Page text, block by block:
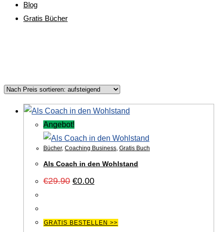
Blog
Gratis Bücher
Angebot!
Bücher, Coaching Business, Gratis Buch
Als Coach in den Wohlstand
€29.90 Ursprünglicher
Preis
€0.00Aktueller
Preis
GRATIS BESTELLEN >>